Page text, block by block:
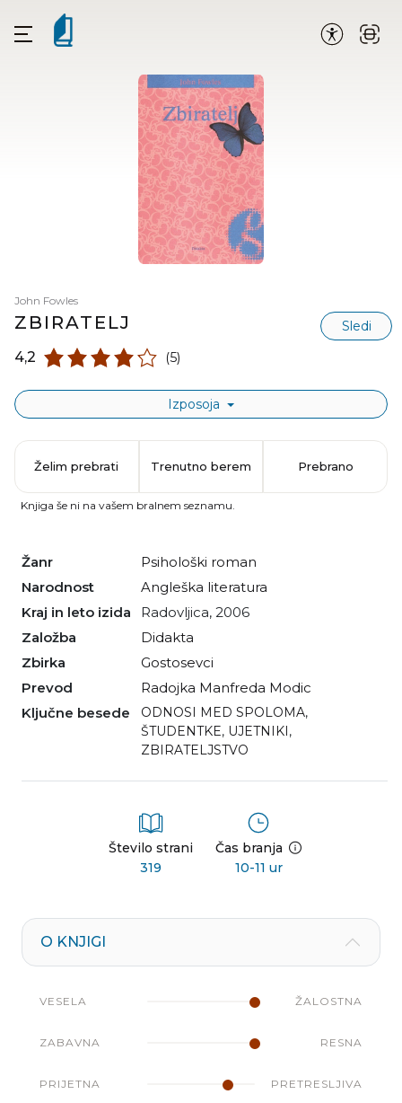
John Fowles
ZBIRATELJ Sledi
4,2 (5)
Izposoja
Žanr
psihološki roman
Narodnost
angleška literatura
Kraj in leto izida
Radovljica, 2006
Založba
Didakta
Zbirka
Gostosevci
Prevod
Radojka Manfreda Modic
Ključne besede
ODNOSI MED SPOLOMA,
ŠTUDENTKE, UJETNIKI,
ZBIRATELJSTVO
Število strani
319
Čas branja
10-11 ur
Želim prebrati Trenutno berem Prebrano
Knjiga še ni na vašem bralnem seznamu.
O KNJIGI
VESELA ŽALOSTNA
ZABAVNA RESNA
PRIJETNA PRETRESLJIVA